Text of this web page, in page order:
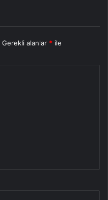
Gerekli alanlar * ile